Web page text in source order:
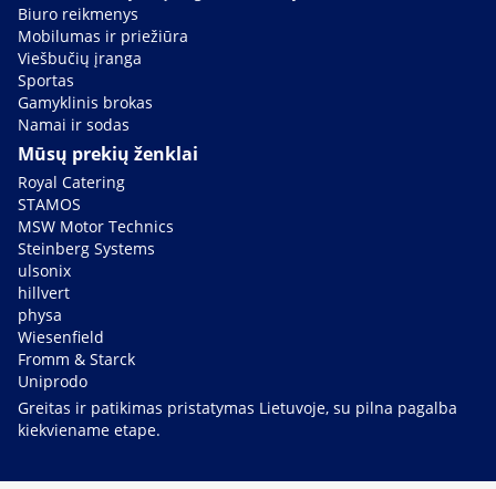
Biuro reikmenys
Mobilumas ir priežiūra
Viešbučių įranga
Sportas
Gamyklinis brokas
Namai ir sodas
Mūsų prekių ženklai
Royal Catering
STAMOS
MSW Motor Technics
Steinberg Systems
ulsonix
hillvert
physa
Wiesenfield
Fromm & Starck
Uniprodo
Greitas ir patikimas pristatymas Lietuvoje, su pilna pagalba
kiekviename etape.